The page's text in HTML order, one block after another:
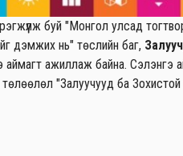
буй "Монгол улсад
дэмжих нь" төслийн баг,
ажиллаж байна. Сэлэнгэ
"Залуучууд ба